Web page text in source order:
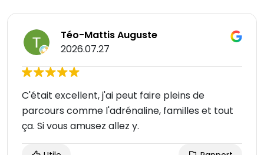
Téo-Mattis Auguste
2026.07.27
C'était excellent, j'ai peut faire pleins de
parcours comme l'adrénaline, familles et tout
ça. Si vous amusez allez y.